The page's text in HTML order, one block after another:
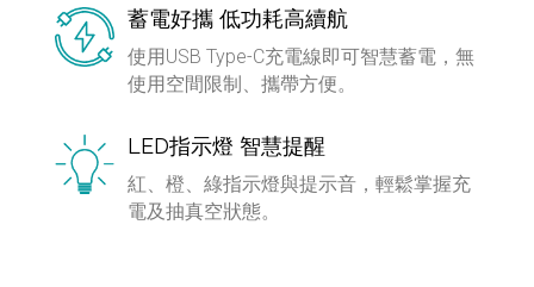
蓄電好攜 低功耗高續航
使用USB Type-C充電線即可智慧蓄電，無
使用空間限制、攜帶方便。
LED指示燈 智慧提醒
紅、橙、綠指示燈與提示音，輕鬆掌握充
電及抽真空狀態。